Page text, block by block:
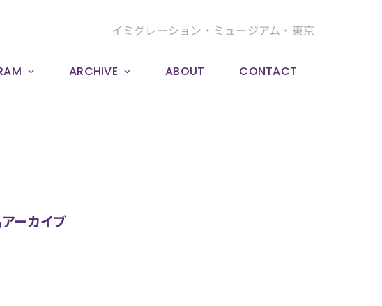
イミグレーション・ミュージアム・東京
ARCHIVE ABOUT CONTACT
ーカイブ